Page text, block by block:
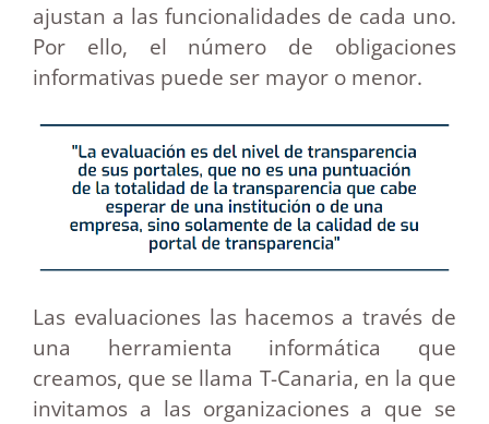
ajustan a las funcionalidades de cada uno.
Por ello, el número de obligaciones
informativas puede ser mayor o menor.
Las evaluaciones las hacemos a través de
una herramienta informática que
creamos, que se llama T-Canaria, en la que
invitamos a las organizaciones a que se